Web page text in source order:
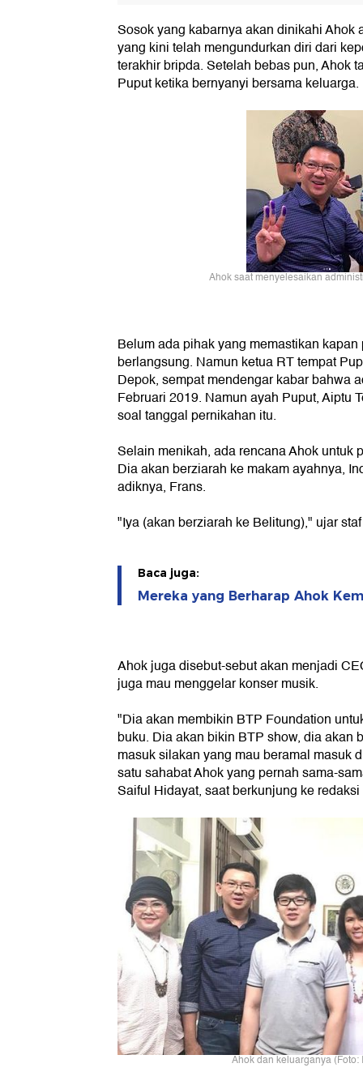
Sosok yang kabarnya akan dinikahi Ahok
yang kini telah mengundurkan diri dari
terakhir bripda. Setelah bebas pun, Ahok
Puput ketika bernyanyi bersama keluarga.
Ahok saat menyelesaikan
Belum ada pihak yang memastikan
berlangsung. Namun ketua RT tempat
Depok, sempat mendengar kabar bahwa
Februari 2019. Namun ayah Puput, Aiptu
soal tanggal pernikahan itu.
Selain menikah, ada rencana Ahok untuk
Dia akan berziarah ke makam ayahnya,
adiknya, Frans.
"Iya (akan berziarah ke Belitung)," ujar
Baca juga:
Mereka yang Berharap Ahok
Ahok juga disebut-sebut akan menjadi
juga mau menggelar konser musik.
"Dia akan membikin BTP Foundation
buku. Dia akan bikin BTP show, dia akan
masuk silakan yang mau beramal masuk
satu sahabat Ahok yang pernah sama-
Saiful Hidayat, saat berkunjung ke redaksi
Ahok dan keluarganya (Foto: